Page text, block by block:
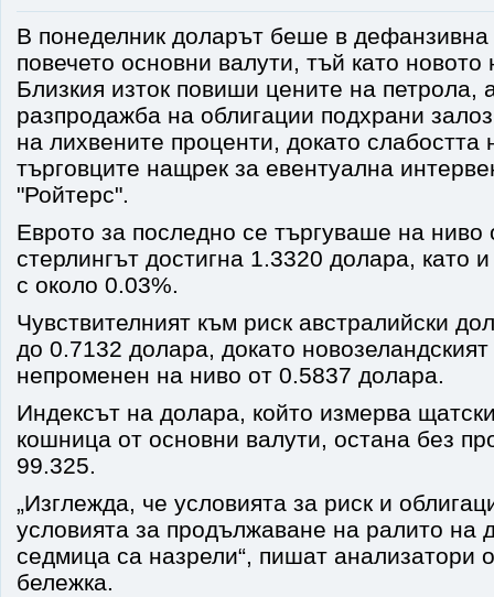
В понеделник доларът беше в дефанзивна
повечето основни валути, тъй като
Близкия изток повиши цените на петрола,
разпродажба на облигации подхрани
на лихвените проценти, докато
търговците нащрек за евентуална
"Ройтерс".
Еврото за последно се търгуваше на
стерлингът достигна 1.3320 долара, като
с около 0.03%.
Чувствителният към риск австралийски
до 0.7132 долара, докато
непроменен на ниво от 0.5837 долара.
Индексът на долара, който измерва
кошница от основни валути, остана без
99.325.
„Изглежда, че условията за риск и
условията за продължаване на ралито на
седмица са назрели“, пишат анализатори
бележка.